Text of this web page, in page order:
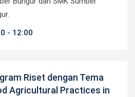
12:00
Riset dengan Tema
Agricultural Practices in